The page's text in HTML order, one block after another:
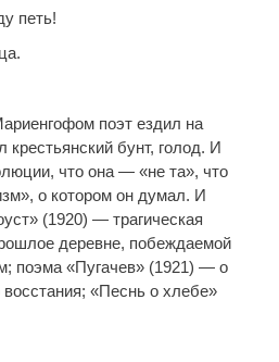
петь!
поэт ездил на
крестьянский бунт, голод. И
что она — «не та», что
о котором он думал. И
(1920) — трагическая
деревне, побеждаемой
поэма «Пугачев» (1921) — о
восстания; «Песнь о хлебе»